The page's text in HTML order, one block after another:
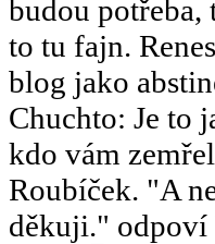
budou
to tu fajn.
blog jako
Chuchto: Je to
kdo vám
Roubíček. "A
děkuji." odpoví